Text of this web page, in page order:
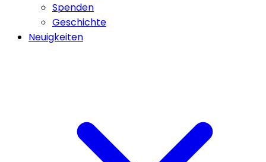
Spenden
Geschichte
Neuigkeiten